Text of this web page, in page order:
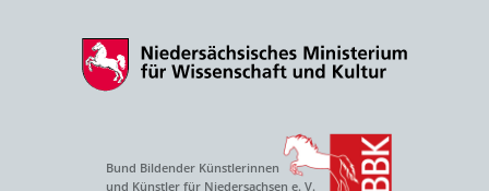
Bund Bildender Künstlerinnen
und Künstler für Niedersachsen e. V.